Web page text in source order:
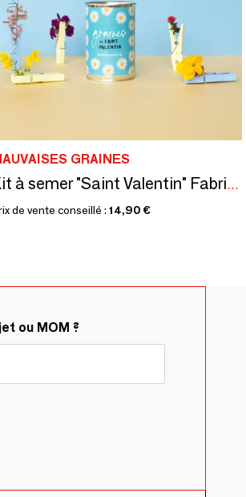
GRAINES
Kit à semer "Saint Valentin" Fabriqué en France
de vente conseillé : 14,90 €
ou MOM ?